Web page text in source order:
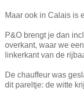
Maar ook in Calais is
P&O brengt je dan
overkant, waar we
linkerkant van de
De chauffeur was
dit pareltje: de witte